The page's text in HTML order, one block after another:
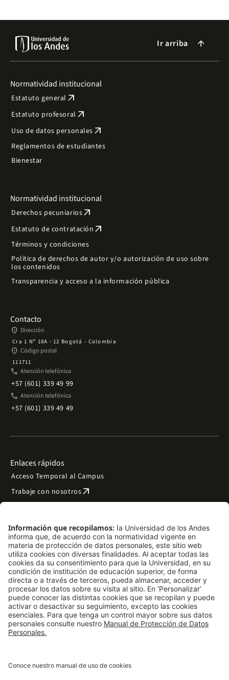
Ir arriba arrow_forward
Normatividad institucional
Estatuto general arrow_outward
Estatuto profesoral arrow_outward
Uso de datos personales arrow_outward
Reglamentos de estudiantes
Bienestar
Normatividad institucional
Derechos pecuniariosarrow_outward
Estatuto de contratación arrow_outward
Términos y condiciones
Política de derechos de autor y/o autorización de uso sobre
los contenidos
Transparencia y acceso a la información pública
Contacto
place Dirección
Cra 1 Nº 18A - 12 Bogotá - Colombia
place Código postal
111711
phone Atención telefónica
+57 (601) 339 49 99
phone Atención telefónica
+57 (601) 339 49 49
Enlaces rápidos
Acceso Temporal al Campus
Trabaje con nosotrosarrow_outward
Preguntas frecuentes
Filantropía y donacionesarrow_outward
Mapa del sitio arrow_outward
Síguenos
LinkedIn
Instagram
Facebook
TikTok